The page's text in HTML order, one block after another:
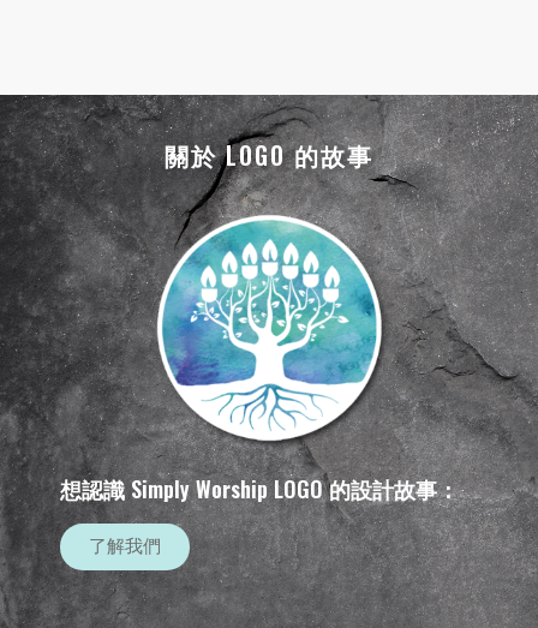
關於 LOGO 的故事
想認識 Simply Worship LOGO 的設計故事：
了解我們